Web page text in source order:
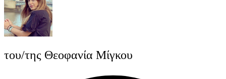
του/της Θεοφανία Μίγκου